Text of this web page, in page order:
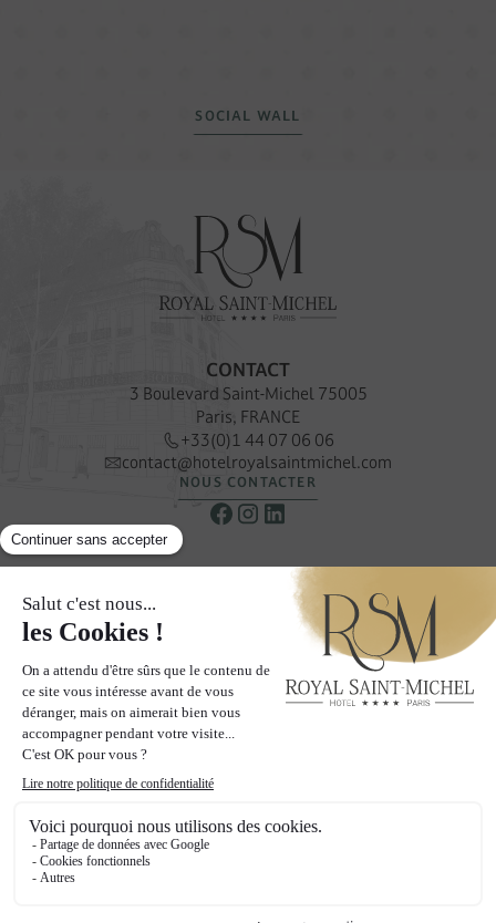
SOCIAL WALL
CONTACT
3 Boulevard Saint-Michel 75005
Paris, FRANCE
+33(0)1 44 07 06 06
contact@hotelroyalsaintmichel.com
NOUS CONTACTER
NEWSLETTER
Recevoir nos offres & promotions privilégiées
S’INSCRIRE À LA NEWSLETTER
LES PAGES
Hotel
Chambres
Blog